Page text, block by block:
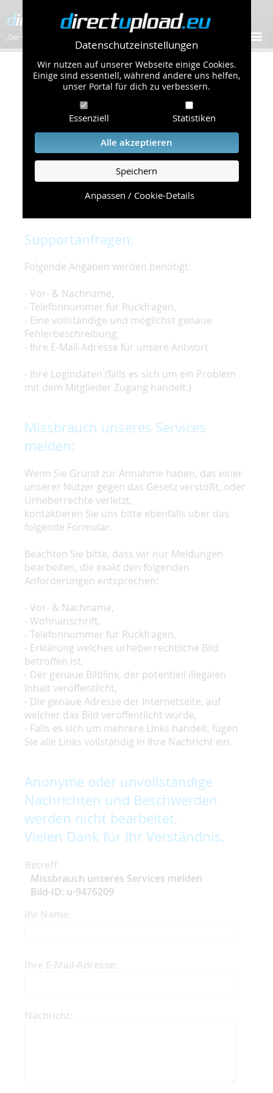
Datenschutzeinstellungen
Wir nutzen auf unserer Webseite einige Cookies.
Einige sind essentiell, während andere uns helfen,
unser Portal für dich zu verbessern.
Essenziell Statistiken
Alle akzeptieren
Speichern
Anpassen / Cookie-Details
„Der schnellste Bilder-Hoster im Web!”
Kontakt & Support
Um eine schnelle und unkomplizierte
Bearbeitung Ihres Problems zu gewährleisten,
bitten wir Sie,
folgende Punkte zu beachten und einzuhalten.
Die schnellste Hilfe finden Sie auf unserer
Seite, die die häufig gestellten Fragen
Supportanfragen:
Folgende Angaben werden benötigt:
- Vor- & Nachname,
- Telefonnummer für Rückfragen,
- Eine vollständige und möglichst genaue
Fehlerbeschreibung,
- Ihre E-Mail-Adresse für unsere Antwort
- Ihre Logindaten (falls es sich um ein Problem
mit dem Mitglieder Zugang handelt.)
Missbrauch unseres Services
melden:
Wenn Sie Grund zur Annahme haben, das einer
unserer Nutzer gegen das Gesetz verstößt, oder
Urheberrechte verletzt,
kontaktieren Sie uns bitte ebenfalls über das
folgende Formular.
Beachten Sie bitte, dass wir nur Meldungen
bearbeiten, die exakt den folgenden
Anforderungen entsprechen:
- Vor- & Nachname,
- Wohnanschrift,
- Telefonnummer für Rückfragen,
- Erklärung welches urheberrechtliche Bild
betroffen ist,
- Der genaue Bildlink, der potentiell illegalen
Inhalt veröffentlicht,
- Die genaue Adresse der Internetseite, auf
welcher das Bild veröffentlicht wurde,
- Falls es sich um mehrere Links handelt, fügen
Sie alle Links vollständig in Ihre Nachricht ein.
Anonyme oder unvollständige
Nachrichten und Beschwerden
werden nicht bearbeitet.
Vielen Dank für Ihr Verständnis.
Betreff:
Missbrauch unseres Services melden
Bild-ID: u-9476209
Ihr Name:
Ihre E-Mail-Adresse:
Nachricht: